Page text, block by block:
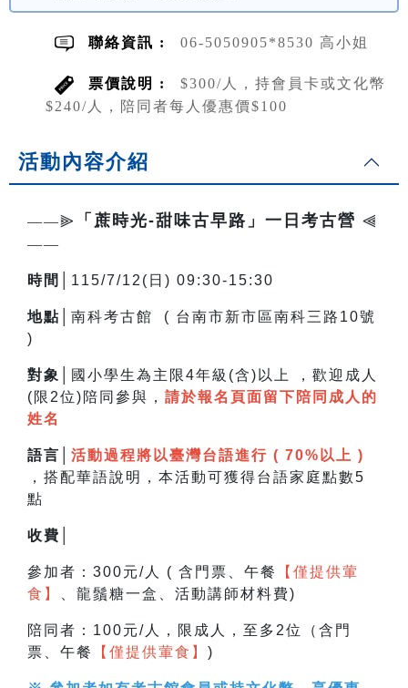
聯絡資訊 : 06-5050905*8530 高小姐
票價說明 :
$300/人，持會員卡或文化幣
$240/人，陪同者每人優惠價$100
活動內容介紹
——⫸ 「蔗時光-甜味古早路」一日考古營 ⫷
——
時間│ 115/7/12(日) 09:30-15:30
地點│ 南科考古館 ( 台南市新市區南科三路10號
)
對象│ 國小學生為主限4年級(含)以上 ， 歡迎成人
(限2位)陪同參與， 請於報名頁面留下陪同成人的
姓名
語言│ 活動過程將以臺灣台語進行 ( 70%以上 )
，搭配華語說明， 本活動可獲得台語家庭點數5
點
收費│
參加者：300元/人 ( 含門票、午餐
【僅提供葷
食】
、龍鬚糖一盒、活動講師材料費)
陪同者：100元/人，限成人，至多2位（含門
票、午餐
【僅提供葷食】 )